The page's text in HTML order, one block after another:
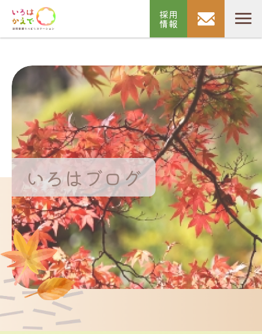
採用
情報
いろはブログ